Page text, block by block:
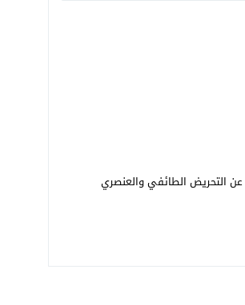
عن التحريض الطائفي والعنصري